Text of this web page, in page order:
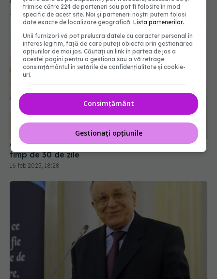
Ce se întâmplă în corpul tău când renunți la zahăr
timp de 30 de zile
16 feb 2025, 18:28
Rețeta preferată a lui Ion Iliescu. Atât de simplă,
dar ar putea fi secretul longevității lui
trimise către 224 de parteneri sau pot fi folosite în mod
specific de acest site. Noi și partenerii noștri putem folosi
date exacte de localizare geografică.Lista partenerilor.
Unii furnizori vă pot prelucra datele cu caracter personal în
interes legitim, față de care puteți obiecta prin gestionarea
opțiunilor de mai jos. Căutați un link în partea de jos a
acestei pagini pentru a gestiona sau a vă retrage
consimțământul în setările de confidențialitate și cookie-
uri.
Consimțământ
Gestionați opțiunile